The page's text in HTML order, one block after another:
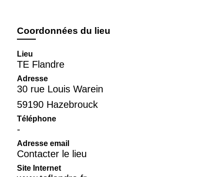
Coordonnées du lieu
Lieu
TE Flandre
Adresse
30 rue Louis Warein
59190 Hazebrouck
Téléphone
-
Adresse email
Contacter le lieu
Site Internet